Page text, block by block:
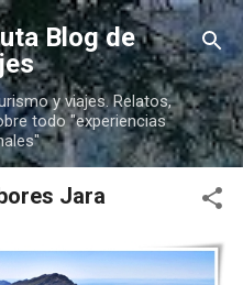
principal
Blog de
y viajes. Relatos,
todo "experiencias
Jara